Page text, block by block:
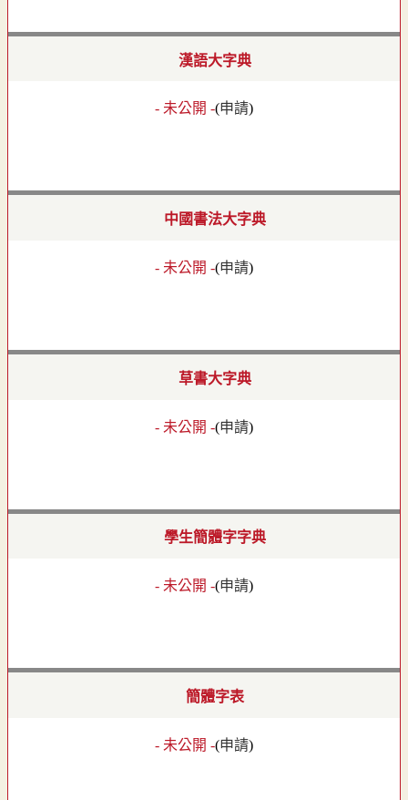
漢語大字典
- 未公開 -(申請)
中國書法大字典
- 未公開 -(申請)
草書大字典
- 未公開 -(申請)
學生簡體字字典
- 未公開 -(申請)
簡體字表
- 未公開 -(申請)